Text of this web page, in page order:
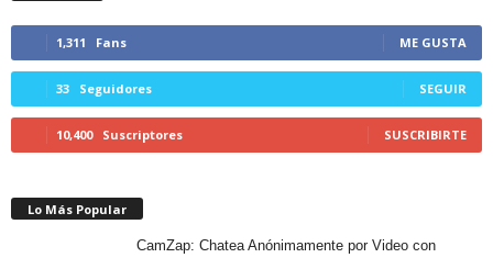
1,311 Fans ME GUSTA
33 Seguidores SEGUIR
10,400 Suscriptores SUSCRIBIRTE
Lo Más Popular
CamZap: Chatea Anónimamente por Video con